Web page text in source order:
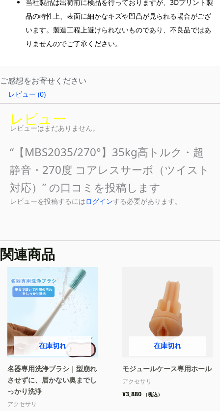
当社製品は出荷前に検品を行っておりますが、3Dプリント製
品の特性上、表面に細かなキズや凹凸が見られる場合がござ
います。製造工程上避けられないものであり、不良品ではあ
りませんのでご了承ください。
ご感想をお寄せください
レビュー (0)
レビュー
レビューはまだありません。
“【MBS2035/270°】35kg高トルク・超
静音・270度 コアレスサーボ（ツイスト
対応）” の口コミを投稿します
レビューを投稿するにはログインする必要があります。
関連商品
在庫切れ
名器専用洗浄ブラシ｜型崩れ
させずに、届かない奥までし
っかり洗浄
アクセサリ
在庫切れ
モジュールケース専用ホール
アクセサリ
¥3,880 （税込）